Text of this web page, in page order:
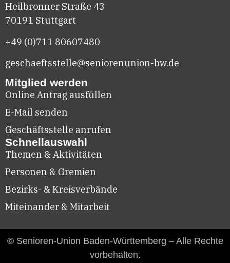
Heilbronner Straße 43
70191 Stuttgart
+49 (0)711 80607480
geschaeftsstelle@seniorenunion-bw.de
Mitglied werden
Online Antrag ausfüllen
E-Mail senden
Geschäftsstelle anrufen
Schnellauswahl
Themen & Aktivitäten
Personen & Gremien
Bezirks- & Kreisverbände
Miteinander & Mitarbeit
© Senioren-Union Baden-Württemberg – Alle Rechte
vorbehalten.